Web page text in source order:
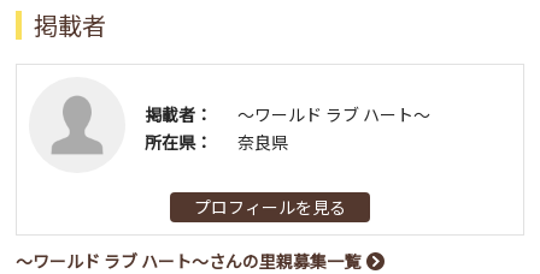
掲載者
掲載者：
〜ワールド ラブ ハート〜
所在県：
奈良県
プロフィールを見る
〜ワールド ラブ ハート〜さんの里親募集一覧